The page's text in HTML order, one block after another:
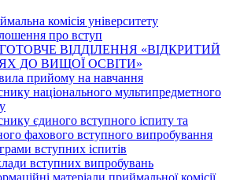
комісія університету
про вступ
ВІДДІЛЕННЯ «ВІДКРИТИЙ
ДО ВИЩОЇ ОСВІТИ»
прийому на навчання
національного мультипредметного
єдиного вступного іспиту та
фахового вступного випробування
вступних іспитів
вступних випробувань
матеріали приймальної комісії